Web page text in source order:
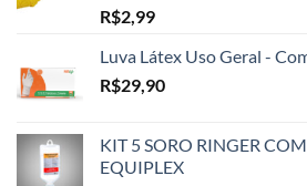
R$2,99
Luva Látex Uso Geral -
R$29,90
KIT 5 SORO RINGER
EQUIPLEX